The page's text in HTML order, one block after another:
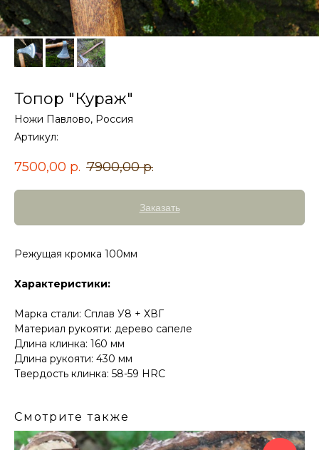
Топор "Кураж"
Ножи Павлово, Россия
Артикул:
7500,00 р. 7900,00 р.
Заказать
Режущая кромка 100мм
Характеристики:
Марка стали: Cплав У8 + ХВГ
Материал рукояти: дерево сапеле
Длина клинка: 160 мм
Длина рукояти: 430 мм
Твердость клинка: 58-59 HRC
Смотрите также